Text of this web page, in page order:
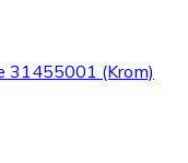
31455001 (Krom)